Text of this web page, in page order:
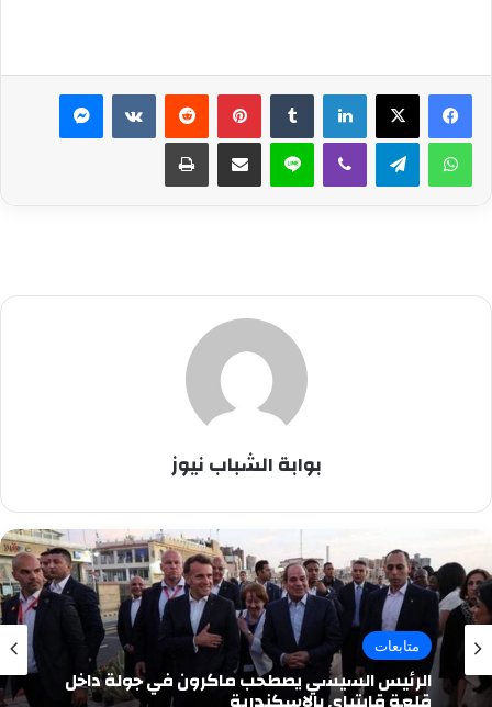
لينكدإن بينتيريست ماسنجر
واتساب تيلقرام ڤايبر لاين مشاركة عبر البريد طباعة
بوابة الشباب نيوز
متابعات
الرئيس السيسي يصطحب ماكرون في جولة داخل